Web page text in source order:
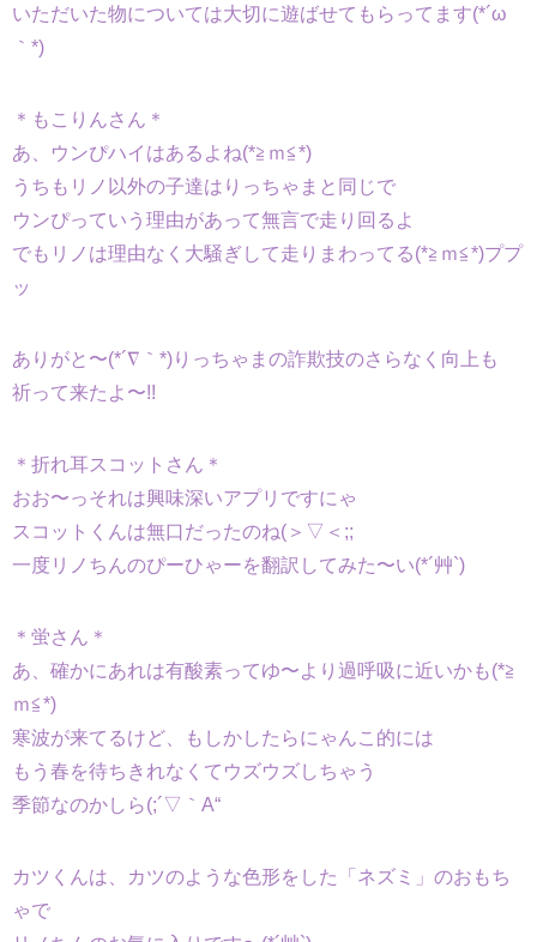
いただいた物については大切に遊ばせてもらってます(*´ω
｀*)
＊もこりんさん＊
あ、ウンぴハイはあるよね(*≧ｍ≦*)
うちもリノ以外の子達はりっちゃまと同じで
ウンぴっていう理由があって無言で走り回るよ
でもリノは理由なく大騒ぎして走りまわってる(*≧ｍ≦*)ププ
ッ
ありがと〜(*´∇｀*)りっちゃまの詐欺技のさらなく向上も
祈って来たよ〜!!
＊折れ耳スコットさん＊
おお〜っそれは興味深いアプリですにゃ
スコットくんは無口だったのね(＞▽＜;;
一度リノちんのぴーひゃーを翻訳してみた〜い(*´艸`)
＊蛍さん＊
あ、確かにあれは有酸素ってゆ〜より過呼吸に近いかも(*≧
ｍ≦*)
寒波が来てるけど、もしかしたらにゃんこ的には
もう春を待ちきれなくてウズウズしちゃう
季節なのかしら(;´▽｀A“
カツくんは、カツのような色形をした「ネズミ」のおもち
ゃで